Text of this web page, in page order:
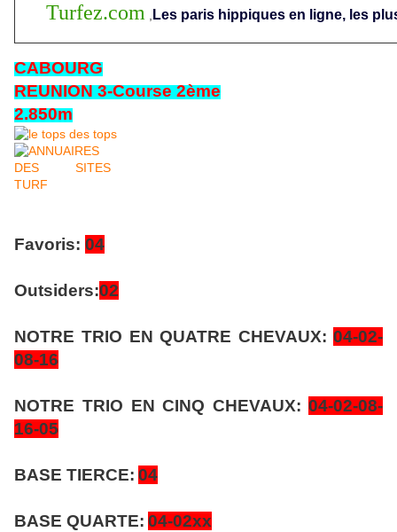
Turfez.com Les paris hippiques en ligne, les
CABOURG
REUNION 3-Course 2ème
2.850m
Favoris: 04
Outsiders:02
NOTRE TRIO EN QUATRE CHEVAUX: 04-02-
08-16
NOTRE TRIO EN CINQ CHEVAUX: 04-02-08-
16-05
BASE TIERCE: 04
BASE QUARTE: 04-02xx